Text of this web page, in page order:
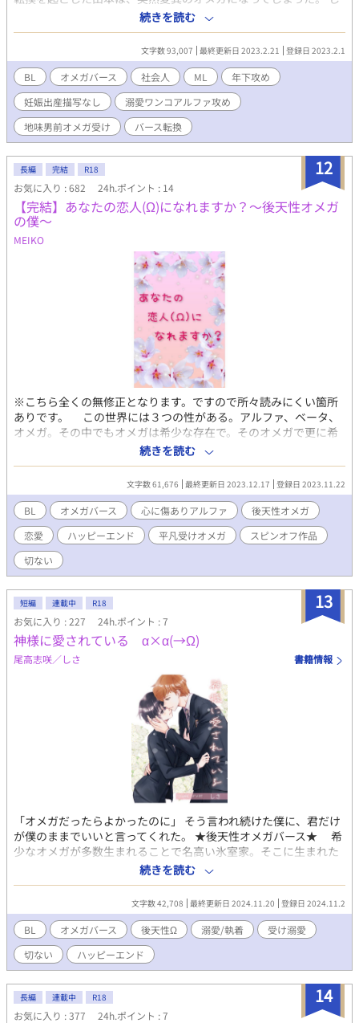
かも診断が下ったその日、同僚の久我と病院で遭遇してしまう。
オメガへと変化した自分にショックを隠しきれない山本は、久我
に不安を打ち明ける。そんな山本に久我はとんでもないことを提
案した。 「先輩、俺と番になりませんか！」 いや、久我はベータ
のはず。まさか…おまえも後天性！？
続きを読む
文字数 93,007 最終更新日 2023.2.21 登録日 2023.2.1
BL オメガバース 社会人 ML
年下攻め
妊娠出産描写なし
溺愛ワンコアルファ攻め
地味男前オメガ受け
バース転換
12
長編 完結 R18
お気に入り : 682 24h.ポイント : 14
【完結】あなたの恋人(Ω)になれますか？〜後天性オメガ
の僕〜
MEIKO
※こちら全くの無修正となります。ですので所々読みにくい箇所
ありです。 この世界には３つの性がある。アルファ、ベータ、
オメガ。その中でもオメガは希少な存在で。そのオメガで更に希
少なのは┉僕、後天性オメガだ。ある瞬間、僕は恋をした！その
人はアルファでオメガに対して強い拒否感を抱いている┉そんな
人だった。もちろん僕をあなたの恋人(Ω)になんてしてくれません
よね？ 前作「あなたの妻(Ω)辞めます！」スピンオフ作品です。こ
ちら単独でも内容的には大丈夫です。でも両方読む方がより楽し
んでいただけると思いますので、未読の方はそちらも読んでいた
だけると嬉しいです！ 後天性オメガの平凡受け✕心に傷ありアル
ファの恋愛 ※独自のオメガバース設定有り
続きを読む
文字数 61,676 最終更新日 2023.12.17 登録日 2023.11.22
BL オメガバース 心に傷ありアルファ
後天性オメガ
恋愛
ハッピーエンド 平凡受けオメガ
スピンオフ作品
切ない
13
短編 連載中 R18
お気に入り : 227 24h.ポイント : 7
神様に愛されている α×α(→Ω)
尾高志咲／しさ 書籍情報
「オメガだったらよかったのに」 そう言われ続けた僕に、君だけ
が僕のままでいいと言ってくれた。 ★後天性オメガバース★ 希
少なオメガが多数生まれることで名高い氷室家。そこに生まれた
アルファたちはベータに劣るほど能力が低い。一族の末に生まれ
た志乃は、オメガかと見まがうほど美しく繊細なアルファだっ
た。 生家での呪いのような言葉に縛られたまま、志乃は高校に入
学して一人のアルファと出会う。「志乃は志乃のままでいい」自
分の全てを肯定され、彼に心を寄せていく日々の中で事件は起き
た。彼がオメガのヒートに巻き込まれる事件が…。 【溺愛執着ア
ルファ×自己肯定感最低アルファ(→オメガ)】 ◆独自設定あり。
◆R18表現のある回には※マークが副題に入ります。(R度 ※低
※※高） 🌟素敵な表紙はpome村さんに描いていただきました。
ありがとうございました！
続きを読む
文字数 42,708 最終更新日 2024.11.20 登録日 2024.11.2
BL オメガバース 後天性Ω 溺愛/執着
受け溺愛
切ない
ハッピーエンド
14
長編 連載中 R18
お気に入り : 377 24h.ポイント : 7